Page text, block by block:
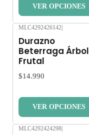
VER OPCIONES
MLC4292426142
Durazno
Beterraga Árbol
Frutal
$14.990
VER OPCIONES
MLC4292424298|